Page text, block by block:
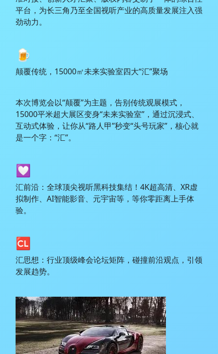
平台，为长三角乃至全国视听产业的高质量发展注入强
劲动力。
🍺
颠覆传统，15000㎡未来实验室四大“汇”聚场
本次博览会以“颠覆”为主题，告别传统观展模式，
15000平米超大展区变身“未来实验室”，通过沉浸式、
互动式体验，让你从“路人甲”秒变“头号玩家”，核心就
是一个字：“汇”。
💟
汇前沿：全球顶尖视听黑科技集结！4K超高清、XR虚
拟制作、AI智能影音、元宇宙等，等你零距离上手体
验。
🆑
汇思想：行业顶级峰会论坛矩阵，碰撞前沿观点，引领
发展趋势。